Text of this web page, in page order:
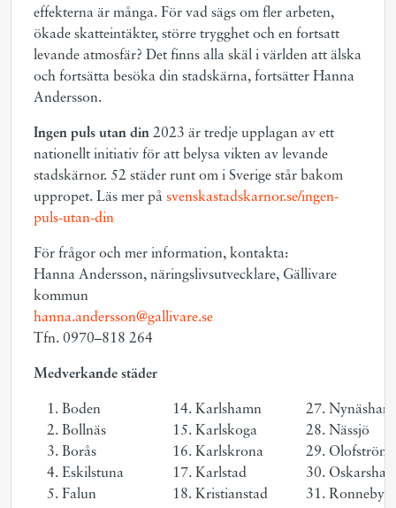
effekterna är många. För vad sägs om fler arbeten,
ökade skatteintäkter, större trygghet och en fortsatt
levande atmosfär? Det finns alla skäl i världen att älska
och fortsätta besöka din stadskärna, fortsätter Hanna
Andersson.
Ingen puls utan din 2023 är tredje upplagan av ett
nationellt initiativ för att belysa vikten av levande
stadskärnor. 52 städer runt om i Sverige står bakom
uppropet. Läs mer på svenskastadskarnor.se/ingen-
puls-utan-din
För frågor och mer information, kontakta:
Hanna Andersson, näringslivsutvecklare, Gällivare
kommun
hanna.andersson@gallivare.se
Tfn. 0970–818 264
Medverkande städer
Boden
Bollnäs
Borås
Eskilstuna
Falun
Karlshamn
Karlskoga
Karlskrona
Karlstad
Kristianstad
Nässjö
Olofström
Ronneby